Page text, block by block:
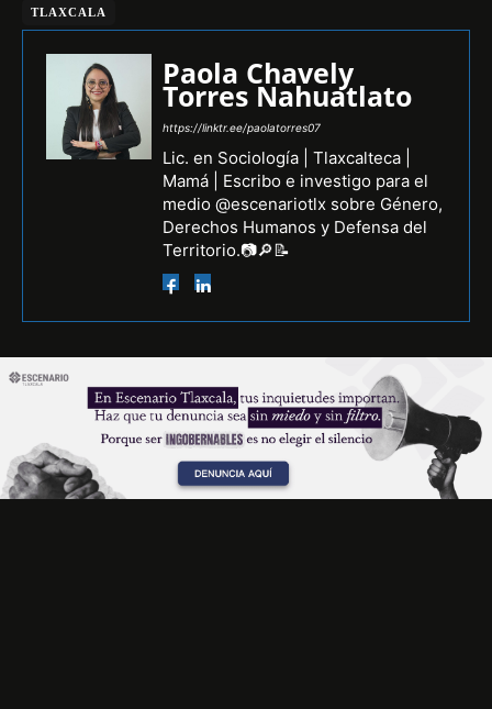
TLAXCALA
Paola Chavely
Torres Nahuatlato
https://linktr.ee/paolatorres07
Lic. en Sociología | Tlaxcalteca |
Mamá | Escribo e investigo para el
medio @escenariotlx sobre Género,
Derechos Humanos y Defensa del
Territorio.📷🔎📝